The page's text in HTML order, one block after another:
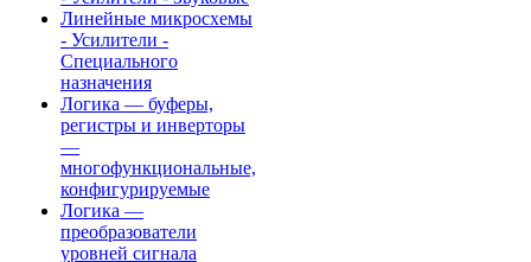
Линейные микросхемы
- Усилители -
Специального
назначения
Логика — буферы,
регистры и инверторы
—
многофункциональные,
конфигурируемые
Логика —
преобразователи
уровней сигнала